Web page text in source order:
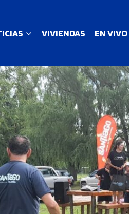
VIVIENDAS EN VIVO